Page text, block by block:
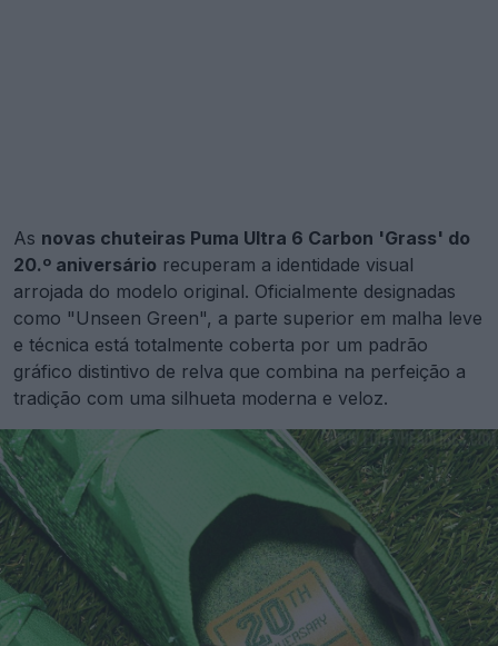
As novas chuteiras Puma Ultra 6 Carbon 'Grass' do
20.º aniversário recuperam a identidade visual
arrojada do modelo original. Oficialmente designadas
como "Unseen Green", a parte superior em malha leve
e técnica está totalmente coberta por um padrão
gráfico distintivo de relva que combina na perfeição a
tradição com uma silhueta moderna e veloz.